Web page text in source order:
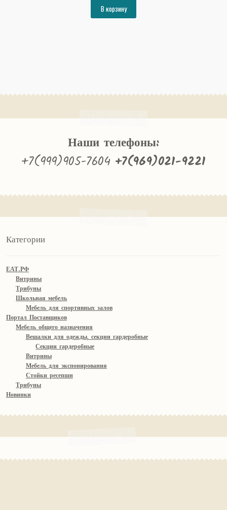
составляла
18209₽.
В корзину
Наши телефоны:
+7(999)905-7604 +7(969)021-9221
Категории
ЕАТ.РФ
Витрины
Трибуны
Школьная мебель
Мебель для спортивных залов
Портал Поставщиков
Мебель общего назначения
Вешалки для одежды, секции гардеробные
Секции гардеробные
Витрины
Мебель для экспонирования
Стойки ресепшн
Трибуны
Новинки